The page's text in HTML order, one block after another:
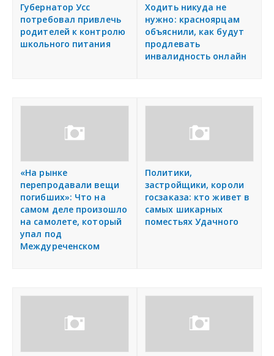
Губернатор Усс
потребовал привлечь
родителей к контролю
школьного питания
Ходить никуда не
нужно: красноярцам
объяснили, как будут
продлевать
инвалидность онлайн
«На рынке
перепродавали вещи
погибших»: Что на
самом деле произошло
на самолете, который
упал под
Междуреченском
Политики,
застройщики, короли
госзаказа: кто живет в
самых шикарных
поместьях Удачного